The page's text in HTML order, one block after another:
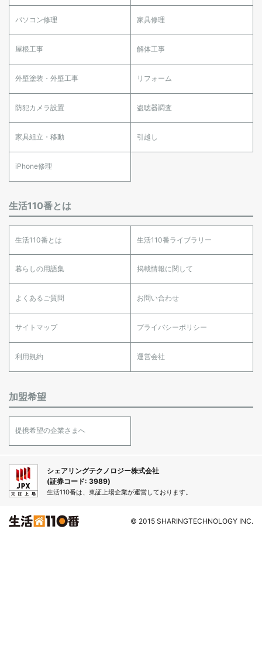
パソコン修理 家具修理
屋根工事 解体工事
外壁塗装・外壁工事 リフォーム
防犯カメラ設置 盗聴器調査
家具組立・移動 引越し
iPhone修理
生活110番とは
生活110番とは 生活110番ライブラリー
暮らしの用語集 掲載情報に関して
よくあるご質問 お問い合わせ
サイトマップ プライバシーポリシー
利用規約 運営会社
加盟希望
提携希望の企業さまへ
シェアリングテクノロジー株式会社
(証券コード: 3989)
生活110番は、東証上場企業が運営しております。
© 2015 SHARINGTECHNOLOGY INC.